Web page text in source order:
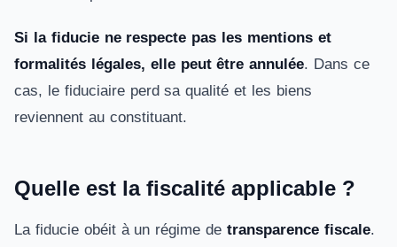
Si la fiducie ne respecte pas les mentions et
formalités légales, elle peut être annulée. Dans ce
cas, le fiduciaire perd sa qualité et les biens
reviennent au constituant.
Quelle est la fiscalité applicable ?
La fiducie obéit à un régime de transparence fiscale.